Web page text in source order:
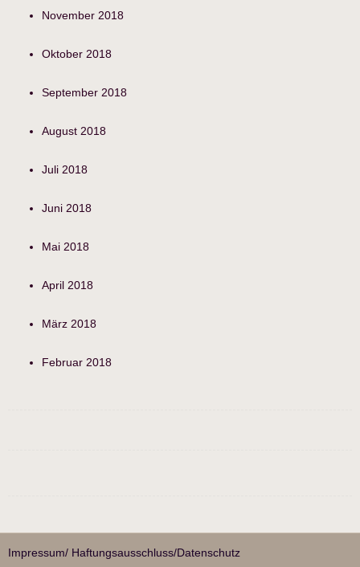
November 2018
Oktober 2018
September 2018
August 2018
Juli 2018
Juni 2018
Mai 2018
April 2018
März 2018
Februar 2018
Impressum/ Haftungsausschluss/Datenschutz